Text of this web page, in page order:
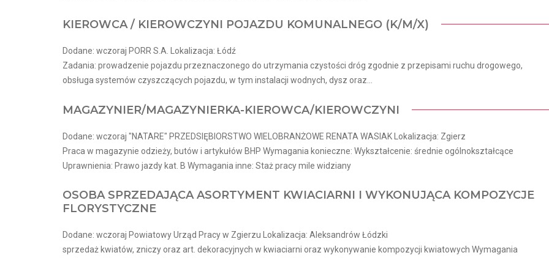
KIEROWCA / KIEROWCZYNI POJAZDU KOMUNALNEGO (K/M/X)
Dodane: wczoraj PORR S.A. Lokalizacja: Łódź
Zadania: prowadzenie pojazdu przeznaczonego do utrzymania czystości dróg zgodnie z przepisami ruchu drogowego,
obsługa systemów czyszczących pojazdu, w tym instalacji wodnych, dysz oraz...
MAGAZYNIER/MAGAZYNIERKA-KIEROWCA/KIEROWCZYNI
Dodane: wczoraj "NATARE" PRZEDSIĘBIORSTWO WIELOBRANŻOWE RENATA WASIAK Lokalizacja: Zgierz
Praca w magazynie odzieży, butów i artykułów BHP Wymagania konieczne: Wykształcenie: średnie ogólnokształcące
Uprawnienia: Prawo jazdy kat. B Wymagania inne: Staż pracy mile widziany
OSOBA SPRZEDAJĄCA ASORTYMENT KWIACIARNI I WYKONUJĄCA KOMPOZYCJE
FLORYSTYCZNE
Dodane: wczoraj Powiatowy Urząd Pracy w Zgierzu Lokalizacja: Aleksandrów Łódzki
sprzedaż kwiatów, zniczy oraz art. dekoracyjnych w kwiaciarni oraz wykonywanie kompozycji kwiatowych Wymagania